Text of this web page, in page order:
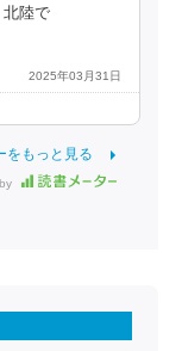
北陸で
2025年03月31日
をもっと見る